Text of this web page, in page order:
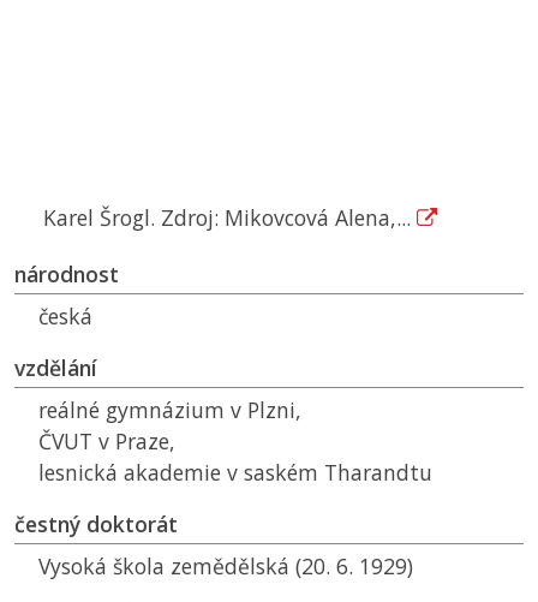
Karel Šrogl. Zdroj: Mikovcová Alena,...
národnost
česká
vzdělání
reálné gymnázium v Plzni,
ČVUT v Praze,
lesnická akademie v saském Tharandtu
čestný doktorát
Vysoká škola zemědělská (20. 6. 1929)